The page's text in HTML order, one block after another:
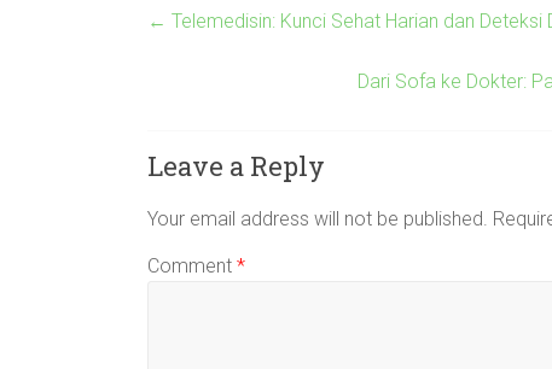
← Telemedisin: Kunci Sehat Harian dan Deteksi
Dari Sofa ke Dokter:
Leave a Reply
Your email address will not be published.
Comment *